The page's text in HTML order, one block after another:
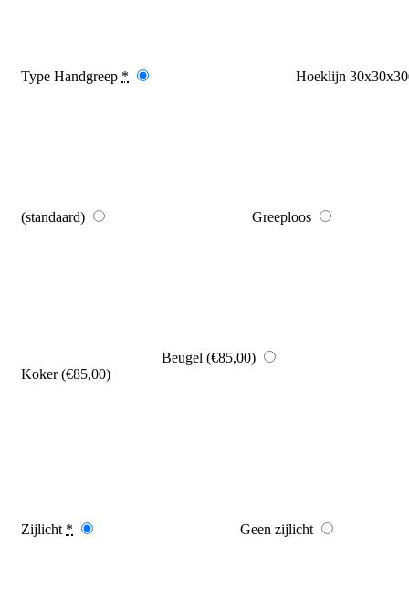
Type Handgreep * Hoeklijn
(standaard) Greeploos
Beugel (€85,00)
Koker(€85,00)
Zijlicht * Geen zijlicht